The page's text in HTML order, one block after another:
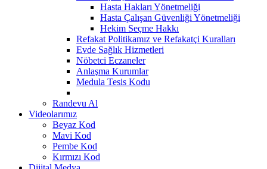
Hasta Hakları Yönetmeliği
Hasta Çalışan Güvenliği Yönetmeliği
Hekim Seçme Hakkı
Refakat Politikamız ve Refakatçi Kuralları
Evde Sağlık Hizmetleri
Nöbetci Eczaneler
Anlaşma Kurumlar
Medula Tesis Kodu
Randevu Al
Videolarımız
Beyaz Kod
Mavi Kod
Pembe Kod
Kırmızı Kod